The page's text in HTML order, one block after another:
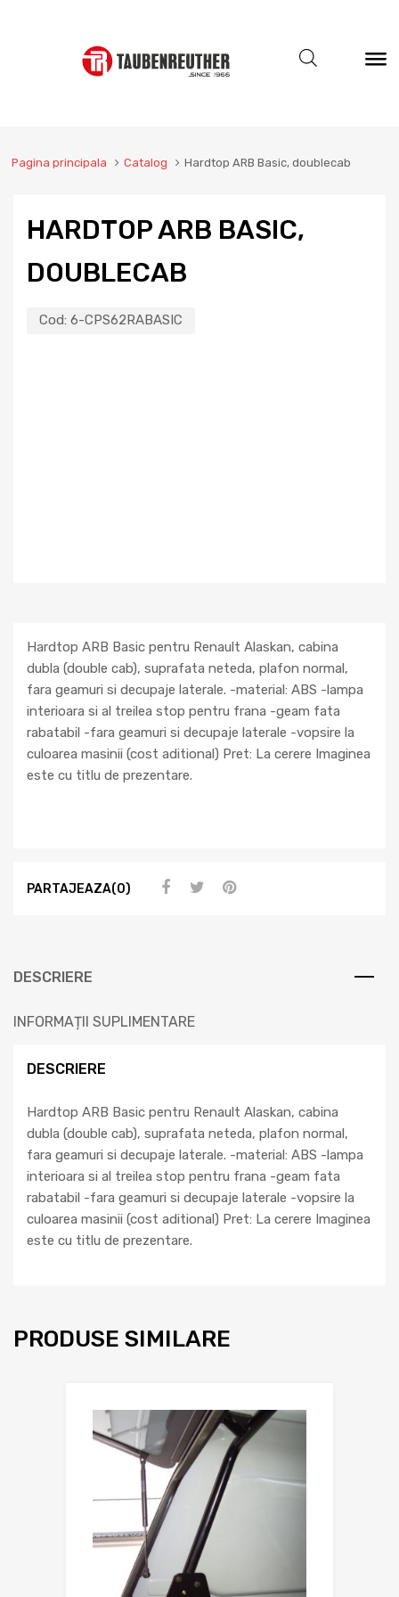
Pagina principala Catalog Hardtop ARB Basic, doublecab
HARDTOP ARB BASIC,
DOUBLECAB
Cod: 6-CPS62RABASIC
Hardtop ARB Basic pentru Renault Alaskan, cabina
dubla (double cab), suprafata neteda, plafon normal,
fara geamuri si decupaje laterale. -material: ABS -lampa
interioara si al treilea stop pentru frana -geam fata
rabatabil -fara geamuri si decupaje laterale -vopsire la
culoarea masinii (cost aditional) Pret: La cerere Imaginea
este cu titlu de prezentare.
PARTAJEAZA(0)
DESCRIERE
INFORMAȚII SUPLIMENTARE
DESCRIERE
Hardtop ARB Basic pentru Renault Alaskan, cabina
dubla (double cab), suprafata neteda, plafon normal,
fara geamuri si decupaje laterale. -material: ABS -lampa
interioara si al treilea stop pentru frana -geam fata
rabatabil -fara geamuri si decupaje laterale -vopsire la
culoarea masinii (cost aditional) Pret: La cerere Imaginea
este cu titlu de prezentare.
PRODUSE SIMILARE